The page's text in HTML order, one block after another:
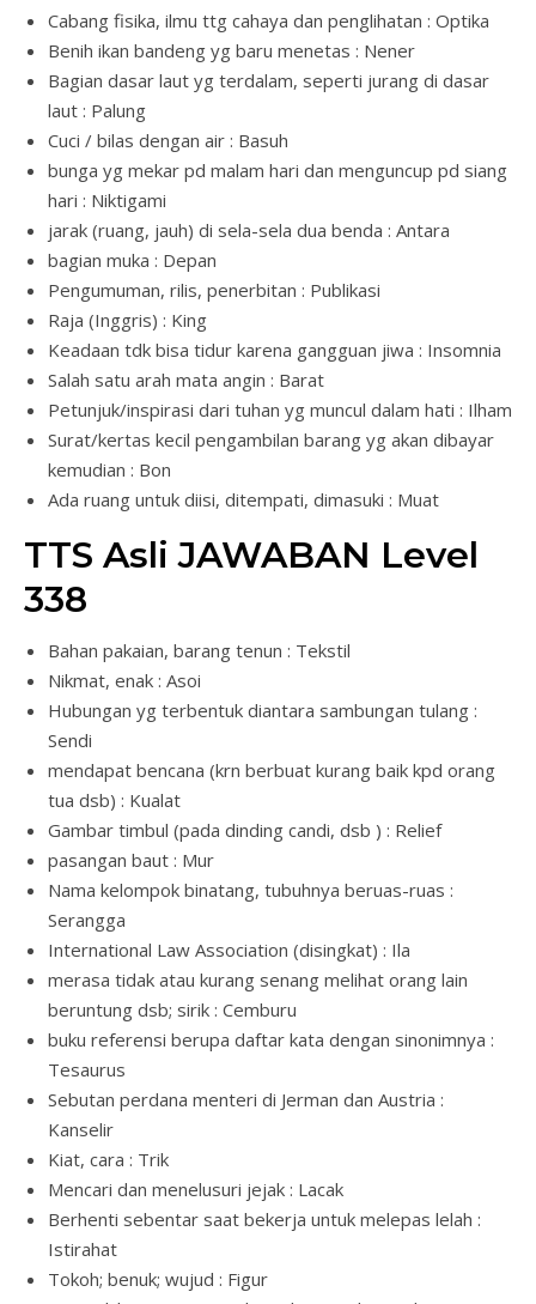
Cabang fisika, ilmu ttg cahaya dan penglihatan : Optika
Benih ikan bandeng yg baru menetas : Nener
Bagian dasar laut yg terdalam, seperti jurang di dasar
laut : Palung
Cuci / bilas dengan air : Basuh
bunga yg mekar pd malam hari dan menguncup pd siang
hari : Niktigami
jarak (ruang, jauh) di sela-sela dua benda : Antara
bagian muka : Depan
Pengumuman, rilis, penerbitan : Publikasi
Raja (Inggris) : King
Keadaan tdk bisa tidur karena gangguan jiwa : Insomnia
Salah satu arah mata angin : Barat
Petunjuk/inspirasi dari tuhan yg muncul dalam hati : Ilham
Surat/kertas kecil pengambilan barang yg akan dibayar
kemudian : Bon
Ada ruang untuk diisi, ditempati, dimasuki : Muat
TTS Asli JAWABAN Level
338
Bahan pakaian, barang tenun : Tekstil
Nikmat, enak : Asoi
Hubungan yg terbentuk diantara sambungan tulang :
Sendi
mendapat bencana (krn berbuat kurang baik kpd orang
tua dsb) : Kualat
Gambar timbul (pada dinding candi, dsb ) : Relief
pasangan baut : Mur
Nama kelompok binatang, tubuhnya beruas-ruas :
Serangga
International Law Association (disingkat) : Ila
merasa tidak atau kurang senang melihat orang lain
beruntung dsb; sirik : Cemburu
buku referensi berupa daftar kata dengan sinonimnya :
Tesaurus
Sebutan perdana menteri di Jerman dan Austria :
Kanselir
Kiat, cara : Trik
Mencari dan menelusuri jejak : Lacak
Berhenti sebentar saat bekerja untuk melepas lelah :
Istirahat
Tokoh; benuk; wujud : Figur